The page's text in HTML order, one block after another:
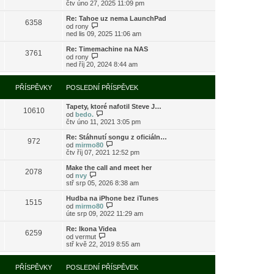
ě
e
ř
s
ě
e
o
l
d
í
ř
í
s
p
ě
v
e
k
o
r
z
i
p
o
s
l
e
d
í
ř
í
p
ě
v
k
čtv úno 27, 2025 11:09 pm
6358
Re: Tahoe uz nema LaunchPad
od rony
o
r
z
i
t
p
o
s
l
e
d
í
p
ř
í
p
ě
v
k
ned lis 09, 2025 11:06 am
3761
Re: Timemachine na NAS
od rony
o
r
a
z
i
t
p
o
l
e
d
í
ř
í
s
p
ě
v
k
ned říj 20, 2024 8:44 am
PŘÍSPĚVKY POSLEDNÍ PŘÍSPĚVEK
10610
Tapety, ktoré nafotil Steve J…
od bedo.
o
r
a
z
i
t
p
o
s
e
d
n
p
ř
í
s
ě
čtv úno 11, 2021 3:05 pm
972
Re: Stáhnutí songu z oficiáln…
od mirmo80
o
r
z
p
o
s
e
n
í
ř
čtv říj 07, 2021 12:52 pm
2078
Make the call and meet her
od nvy
o
r
a
z
t
p
o
s
l
e
d
stř srp 05, 2026 8:38 am
1515
Hudba na iPhone bez iTunes
od mirmo80
o
r
z
t
p
o
úte srp 09, 2022 11:29 am
6259
Re: Ikona Videa
od vermut
o
r
a
z
stř kvě 22, 2019 8:55 am
PŘÍSPĚVKY POSLEDNÍ PŘÍSPĚVEK